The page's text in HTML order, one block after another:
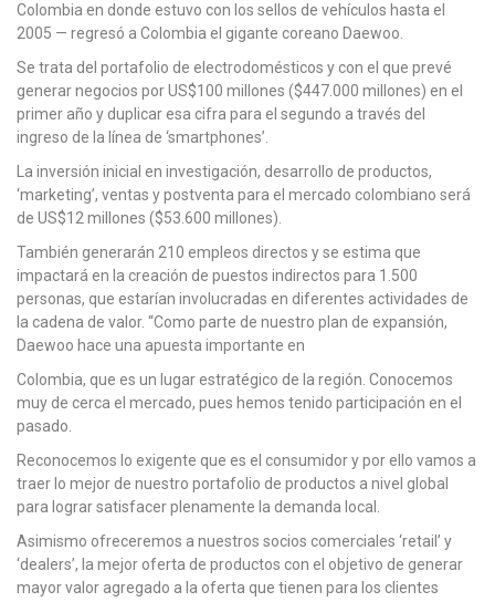
Colombia en donde estuvo con los sellos de vehículos hasta el
2005 — regresó a Colombia el gigante coreano Daewoo.
Se trata del portafolio de electrodomésticos y con el que prevé
generar negocios por US$100 millones ($447.000 millones) en el
primer año y duplicar esa cifra para el segundo a través del
ingreso de la línea de ‘smartphones’.
La inversión inicial en investigación, desarrollo de productos,
‘marketing’, ventas y postventa para el mercado colombiano será
de US$12 millones ($53.600 millones).
También generarán 210 empleos directos y se estima que
impactará en la creación de puestos indirectos para 1.500
personas, que estarían involucradas en diferentes actividades de
la cadena de valor. “Como parte de nuestro plan de expansión,
Daewoo hace una apuesta importante en
Colombia, que es un lugar estratégico de la región. Conocemos
muy de cerca el mercado, pues hemos tenido participación en el
pasado.
Reconocemos lo exigente que es el consumidor y por ello vamos a
traer lo mejor de nuestro portafolio de productos a nivel global
para lograr satisfacer plenamente la demanda local.
Asimismo ofreceremos a nuestros socios comerciales ‘retail’ y
‘dealers’, la mejor oferta de productos con el objetivo de generar
mayor valor agregado a la oferta que tienen para los clientes